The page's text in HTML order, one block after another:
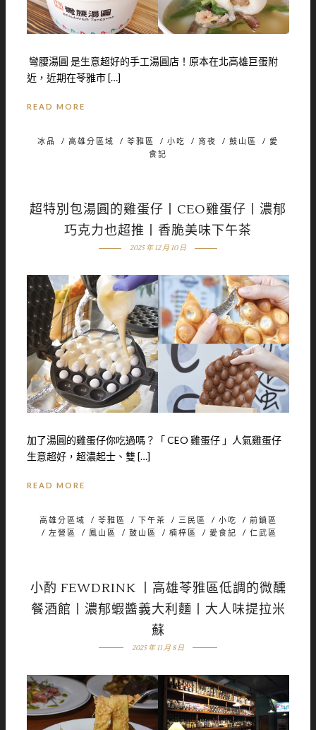
彎腰湯圓 是生意超好的手工湯圓店！原本在北高雄巨蛋附
近，近期在苓雅市 […]
READ MORE
冰品 / 高雄分區域 / 苓雅區 / 小吃 / 宵夜 / 鼓山區 / 愛
食記
超特別包湯圓的雞蛋仔丨CEO雞蛋仔丨濃郁
巧克力也超推丨香脆美味下午茶
2025 年 12 月 10 日
加了湯圓的雞蛋仔你吃過嗎？「 CEO 雞蛋仔 」人氣雞蛋仔
生意超好，超濃起士、雙 […]
READ MORE
高雄分區域 / 苓雅區 / 下午茶 / 三民區 / 小吃 / 前鎮區
/ 左營區 / 鳳山區 / 鼓山區 / 楠梓區 / 愛食記 / 仁武區
小酌 FEWDRINK 丨高雄苓雅區低調的微醺
餐酒館丨濃郁蝦醬義大利麵丨大人味提拉米
蘇
2025 年 11 月 8 日